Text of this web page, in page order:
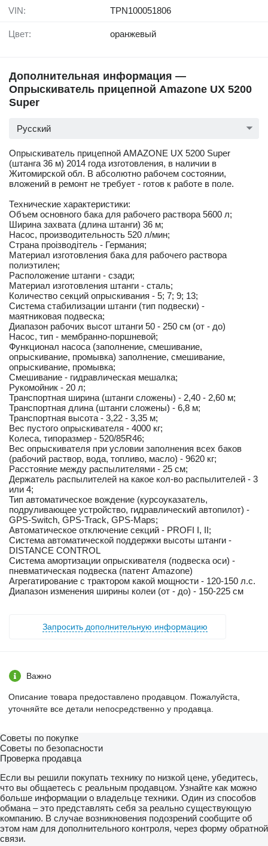
VIN: TPN100051806
Цвет: оранжевый
Дополнительная информация —
Опрыскиватель прицепной Amazone UX 5200
Super
Русский
Опрыскиватель прицепной AMAZONE UX 5200 Super
(штанга 36 м) 2014 года изготовления, в наличии в
Житомирской обл. В абсолютно рабочем состоянии,
вложений в ремонт не требует - готов к работе в поле.
Технические характеристики:
Объем основного бака для рабочего раствора 5600 л;
Ширина захвата (длина штанги) 36 м;
Насос, производительность 520 л/мин;
Страна проізводітель - Германия;
Материал изготовления бака для рабочего раствора
полиэтилен;
Расположение штанги - сзади;
Материал изготовления штанги - сталь;
Количество секций опрыскивания - 5; 7; 9; 13;
Система стабилизации штанги (тип подвески) -
маятниковая подвеска;
Диапазон рабочих высот штанги 50 - 250 см (от - до)
Насос, тип - мембранно-поршневой;
Функционал насоса (заполнение, смешивание,
опрыскивание, промывка) заполнение, смешивание,
опрыскивание, промывка;
Смешивание - гидравлическая мешалка;
Рукомойник - 20 л;
Транспортная ширина (штанги сложены) - 2,40 - 2,60 м;
Транспортная длина (штанги сложены) - 6,8 м;
Транспортная высота - 3,22 - 3,35 м;
Вес пустого опрыскивателя - 4000 кг;
Колеса, типоразмер - 520/85R46;
Вес опрыскивателя при условии заполнения всех баков
(рабочий раствор, вода, топливо, масло) - 9620 кг;
Расстояние между распылителями - 25 см;
Держатель распылителей на какое кол-во распылителей - 3
или 4;
Тип автоматическое вождение (курсоуказатель,
подруливающее устройство, гидравлический автопилот) -
GPS-Switch, GPS-Track, GPS-Maps;
Автоматическое отключение секций - PROFI I, II;
Система автоматической поддержки высоты штанги -
DISTANCE CONTROL
Система амортизации опрыскивателя (подвеска оси) -
пневматическая подвеска (патент Amazone)
Агрегатирование с трактором какой мощности - 120-150 л.с.
Диапазон изменения ширины колеи (от - до) - 150-225 см
Запросить дополнительную информацию
Важно
Описание товара предоставлено продавцом. Пожалуйста,
уточняйте все детали непосредственно у продавца.
Советы по покупке
Советы по безопасности
Проверка продавца
Если вы решили покупать технику по низкой цене, убедитесь,
что вы общаетесь с реальным продавцом. Узнайте как можно
больше информации о владельце техники. Один из способов
обмана – это представлять себя за реально существующую
компанию. В случае возникновения подозрений сообщите об
этом нам для дополнительного контроля, через форму обратной
связи.